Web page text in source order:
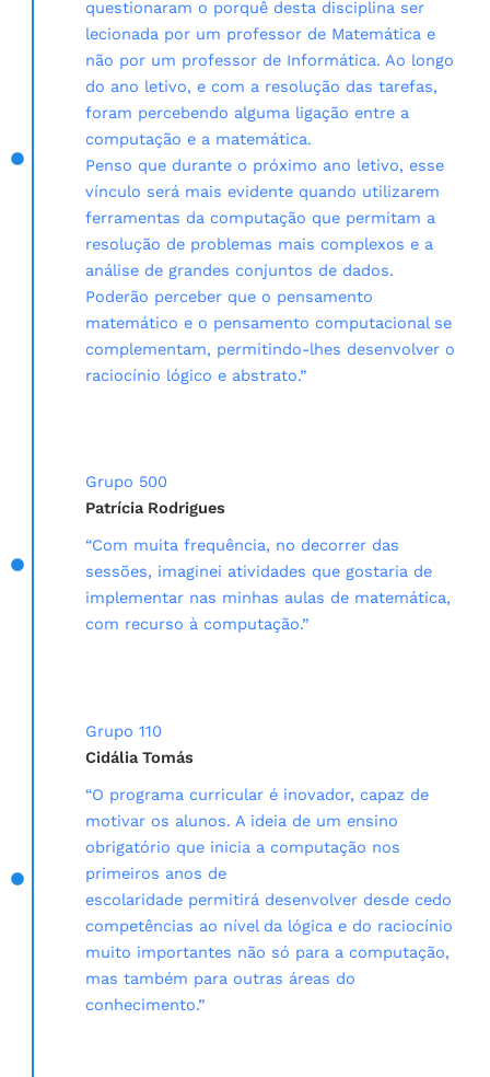
questionaram o porquê desta disciplina ser
lecionada por um professor de Matemática e
não por um professor de Informática. Ao longo
do ano letivo, e com a resolução das tarefas,
foram percebendo alguma ligação entre a
computação e a matemática.
Penso que durante o próximo ano letivo, esse
vínculo será mais evidente quando utilizarem
ferramentas da computação que permitam a
resolução de problemas mais complexos e a
análise de grandes conjuntos de dados.
Poderão perceber que o pensamento
matemático e o pensamento computacional se
complementam, permitindo-lhes desenvolver o
raciocínio lógico e abstrato.”
Grupo 500
Patrícia Rodrigues
“Com muita frequência, no decorrer das
sessões, imaginei atividades que gostaria de
implementar nas minhas aulas de matemática,
com recurso à computação.”
Grupo 110
Cidália Tomás
“O programa curricular é inovador, capaz de
motivar os alunos. A ideia de um ensino
obrigatório que inicia a computação nos
primeiros anos de
escolaridade permitirá desenvolver desde cedo
competências ao nível da lógica e do raciocínio
muito importantes não só para a computação,
mas também para outras áreas do
conhecimento.”